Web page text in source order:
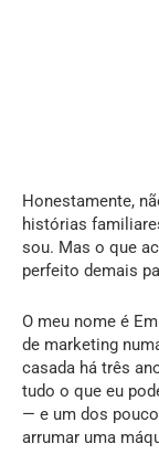
Honestamente,
histórias
sou. Mas o que
perfeito demais
O meu nome é
de marketing
casada há três
tudo o que eu
— e um dos
arrumar uma